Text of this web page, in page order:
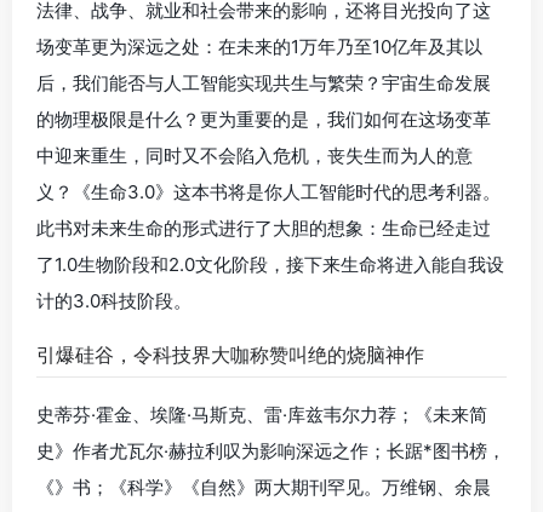
法律、战争、就业和社会带来的影响，还将目光投向了这
场变革更为深远之处：在未来的1万年乃至10亿年及其以
后，我们能否与人工智能实现共生与繁荣？宇宙生命发展
的物理极限是什么？更为重要的是，我们如何在这场变革
中迎来重生，同时又不会陷入危机，丧失生而为人的意
义？《生命3.0》这本书将是你人工智能时代的思考利器。
此书对未来生命的形式进行了大胆的想象：生命已经走过
了1.0生物阶段和2.0文化阶段，接下来生命将进入能自我设
计的3.0科技阶段。
引爆硅谷，令科技界大咖称赞叫绝的烧脑神作
史蒂芬·霍金、埃隆·马斯克、雷·库兹韦尔力荐；《未来简
史》作者尤瓦尔·赫拉利叹为影响深远之作；长踞*图书榜，
《》书；《科学》《自然》两大期刊罕见。万维钢、余晨